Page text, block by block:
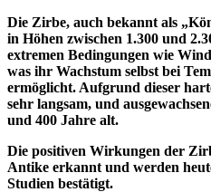
Die Zirbe, auch bekannt als
in Höhen zwischen 1.300 und
extremen Bedingungen wie
was ihr Wachstum selbst bei
ermöglicht. Aufgrund dieser
sehr langsam, und
und 400 Jahre alt.
Die positiven Wirkungen der
Antike erkannt und werden
Studien bestätigt.